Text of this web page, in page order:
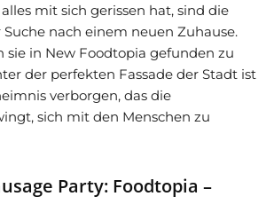
mit sich gerissen hat, sind die
nach einem neuen Zuhause.
sie in New Foodtopia gefunden zu
der perfekten Fassade der Stadt ist
verborgen, das die
sich mit den Menschen zu
Party: Foodtopia –